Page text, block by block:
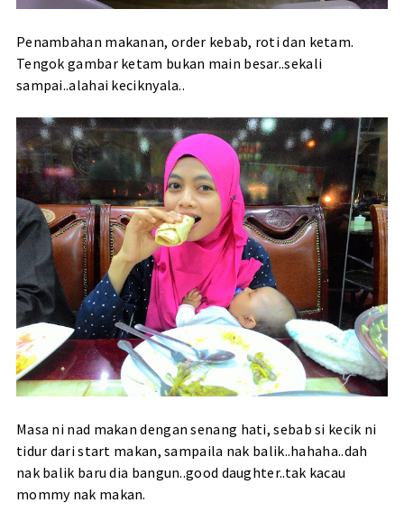
Penambahan makanan, order kebab, roti dan ketam.
Tengok gambar ketam bukan main besar..sekali
sampai..alahai keciknyala..
Masa ni nad makan dengan senang hati, sebab si kecik ni
tidur dari start makan, sampaila nak balik..hahaha..dah
nak balik baru dia bangun..good daughter..tak kacau
mommy nak makan.